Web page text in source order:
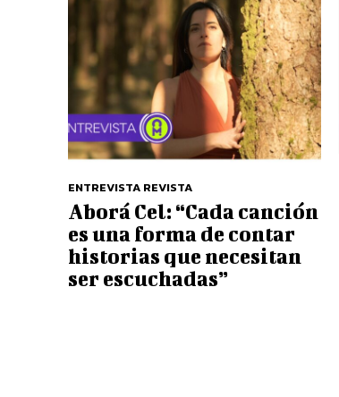
ENTREVISTA REVISTA
Aborá Cel: “Cada canción
es una forma de contar
historias que necesitan
ser escuchadas”